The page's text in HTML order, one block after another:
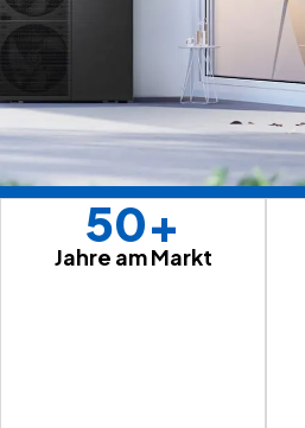
50+
Jahre am Markt